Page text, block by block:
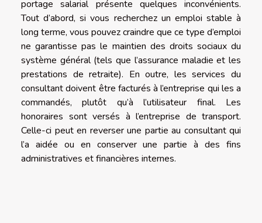
portage salarial présente quelques inconvénients.
Tout d’abord, si vous recherchez un emploi stable à
long terme, vous pouvez craindre que ce type d’emploi
ne garantisse pas le maintien des droits sociaux du
système général (tels que l’assurance maladie et les
prestations de retraite). En outre, les services du
consultant doivent être facturés à l’entreprise qui les a
commandés, plutôt qu’à l’utilisateur final. Les
honoraires sont versés à l’entreprise de transport.
Celle-ci peut en reverser une partie au consultant qui
l’a aidée ou en conserver une partie à des fins
administratives et financières internes.